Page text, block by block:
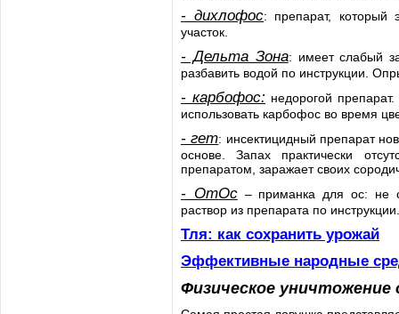
- дихлофос: препарат, который
участок.
- Дельта Зона: имеет слабый
разбавить водой по инструкции.
- карбофос: недорогой
использовать карбофос во время
- гет: инсектицидный препарат
основе. Запах практически
препаратом, заражает своих
- ОтОс– приманка для ос: не
раствор из препарата по
Тля: как сохранить урожай
Эффективные народные
Физическое уничтожение